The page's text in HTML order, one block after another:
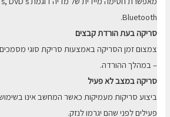
Bluetooth.
סריקה בעת הורדת קבצים
צמצום זמן הסריקה באמצעות סריקת סוגי מסמכים
– במהלך ההורדה.
סריקה במצב לא פעיל
ביצוע סריקות מעמיקות כאשר המחשב אינו
פעילים לפני שהם יגרמו לנזק.